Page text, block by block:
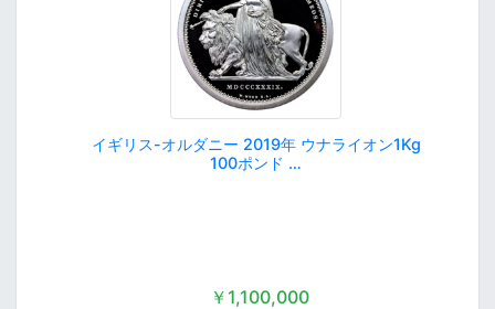
イギリス-オルダニー 2019年 ウナライオン1Kg
100ポンド …
￥1,100,000